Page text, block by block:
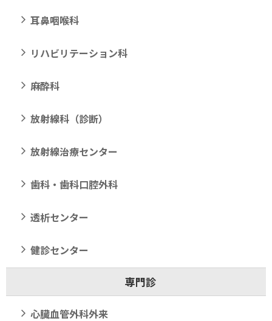
耳鼻咽喉科
リハビリテーション科
麻酔科
放射線科（診断）
放射線治療センター
歯科・歯科口腔外科
透析センター
健診センター
専門診
心臓血管外科外来